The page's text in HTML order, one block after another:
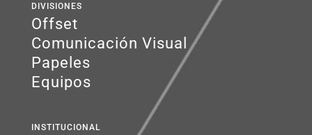
DIVISIONES
Offset
Comunicación Visual
Papeles
Equipos
INSTITUCIONAL